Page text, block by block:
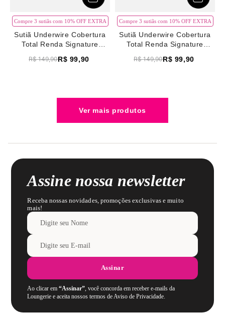
Compre 3 sutiãs com 10% OFF EXTRA
Sutiã Underwire Cobertura
Total Renda Signature
R$ 149,90R$ 99,90
Compre 3 sutiãs com 10% OFF EXTRA
Sutiã Underwire Cobertura
Total Renda Signature
R$ 149,90R$ 99,90
Assine nossa newsletter
Receba nossas novidades, promoções exclusivas e muito
mais!
Assinar
Ao clicar em“Assinar”, você concorda em receber e-mails da
Loungerie e aceita nossos termos de Aviso de Privacidade.